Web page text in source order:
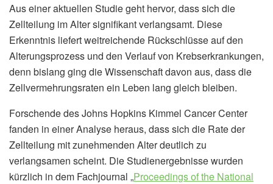
Aus einer aktuellen Studie geht hervor, dass sich die
Zellteilung im Alter signifikant verlangsamt. Diese
Erkenntnis liefert weitreichende Rückschlüsse auf den
Alterungsprozess und den Verlauf von Krebserkrankungen,
denn bislang ging die Wissenschaft davon aus, dass die
Zellvermehrungsraten ein Leben lang gleich bleiben.
Forschende des Johns Hopkins Kimmel Cancer Center
fanden in einer Analyse heraus, dass sich die Rate der
Zellteilung mit zunehmenden Alter deutlich zu
verlangsamen scheint. Die Studienergebnisse wurden
kürzlich in dem Fachjournal „Proceedings of the National